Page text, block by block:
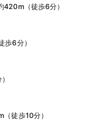
420m（徒歩6分）
歩6分）
徒歩10分）